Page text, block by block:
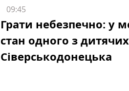
09:45
Грати небезпечно: у
стан одного з
Сіверськодонецька